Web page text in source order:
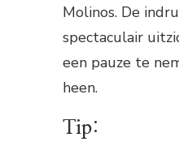
Molinos. De
spectaculair
een pauze te
heen.
Tip: